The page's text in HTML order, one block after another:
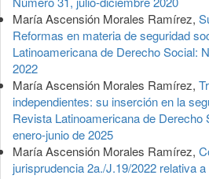
María Ascensión Morales Ramírez,
Reformas en materia de seguridad
Latinoamericana de Derecho Social:
2022
María Ascensión Morales Ramírez,
independientes: su inserción en la
Revista Latinoamericana de Derecho
enero-junio de 2025
María Ascensión Morales Ramírez,
jurisprudencia 2a./J.19/2022 relativa